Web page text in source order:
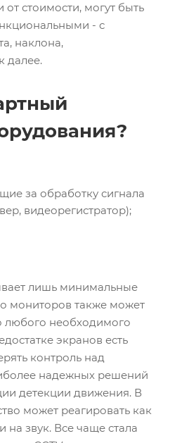
стоимости, могут быть
- с
наклона,
далее.
за обработку сигнала
видеорегистратор);
лишь минимальные
мониторов также может
любого необходимого
экранов есть
контроль над
надежных решений
детекции движения. В
может реагировать как
на звук. Все чаще стала